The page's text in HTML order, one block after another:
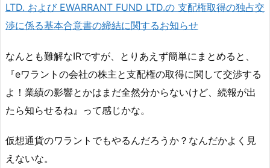
LTD. および EWARRANT FUND LTD.の 支配権取得の独占交
渉に係る基本合意書の締結に関するお知らせ
なんとも難解なIRですが、とりあえず簡単にまとめると、
『eワラントの会社の株主と支配権の取得に関して交渉する
よ！業績の影響とかはまだ全然分からないけど、続報が出
たら知らせるね』って感じかな。
仮想通貨のワラントでもやるんだろうか？なんだかよく見
えないな。